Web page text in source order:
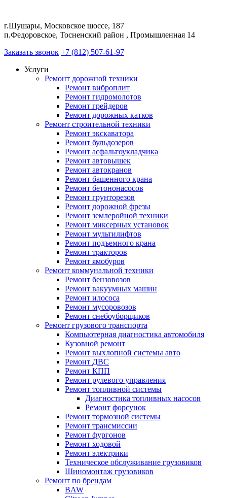
г.Шушары, Московское шоссе, 187
п.Федоровское, Тосненский район , Промышленная 14
Заказать звонок +7 (812) 507-61-97
Услуги
Ремонт дорожной техники
Ремонт виброплит
Ремонт гидромолотов
Ремонт грейдеров
Ремонт дорожных катков
Ремонт строительной техники
Ремонт экскаватора
Ремонт бульдозеров
Ремонт асфальтоукладчика
Ремонт автовышек
Ремонт автокранов
Ремонт башенного крана
Ремонт бетононасосов
Ремонт грунторезов
Ремонт дорожной фрезы
Ремонт землеройной техники
Ремонт миксерных установок
Ремонт мультилифтов
Ремонт подъемного крана
Ремонт тракторов
Ремонт ямобуров
Ремонт коммунальной техники
Ремонт бензовозов
Ремонт вакуумных машин
Ремонт илососа
Ремонт мусоровозов
Ремонт снебоуборщиков
Ремонт грузового транспорта
Компьютерная диагностика автомобиля
Кузовной ремонт
Ремонт выхлопной системы авто
Ремонт ДВС
Ремонт КПП
Ремонт рулевого управления
Ремонт топливной системы
Диагностика топливных насосов
Ремонт форсунок
Ремонт тормозной системы
Ремонт трансмиссии
Ремонт фургонов
Ремонт ходовой
Ремонт электрики
Техническое обслуживание грузовиков
Шиномонтаж грузовиков
Ремонт по брендам
BAW